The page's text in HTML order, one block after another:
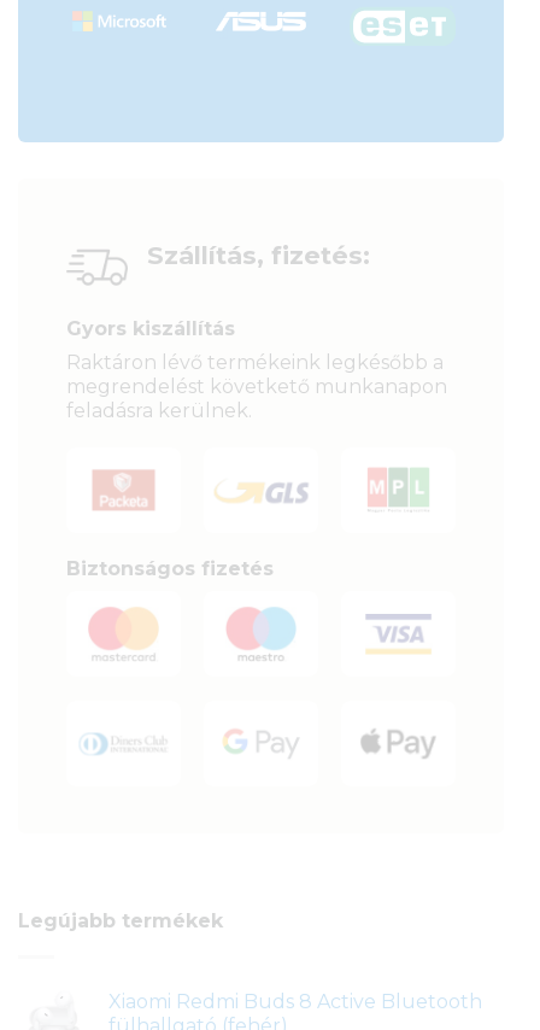
Szállítás, fizetés:
Gyors kiszállítás
Raktáron lévő termékeink legkésőbb a
megrendelést követkető munkanapon
feladásra kerülnek.
Biztonságos fizetés
Legújabb termékek
Xiaomi Redmi Buds 8 Active Bluetooth